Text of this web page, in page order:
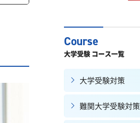
大学受験 コース一覧
大学受験対策
難関大学受験対策